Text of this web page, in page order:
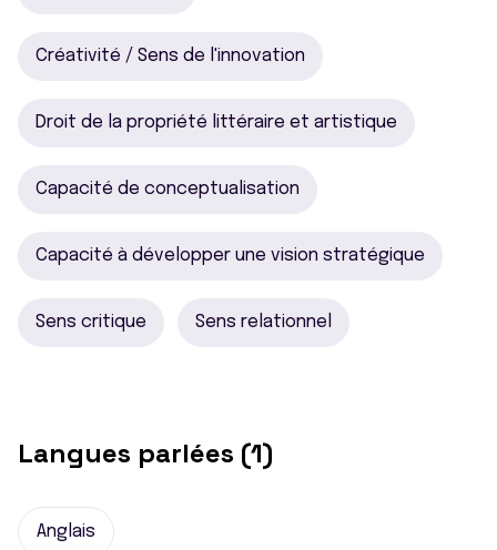
Créativité / Sens de l'innovation
Droit de la propriété littéraire et artistique
Capacité de conceptualisation
Capacité à développer une vision stratégique
Sens critique Sens relationnel
Langues parlées (1)
Anglais